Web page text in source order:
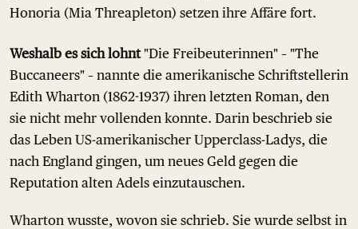
Honoria (Mia Threapleton) setzen ihre Affäre fort.
Weshalb es sich lohnt"Die Freibeuterinnen" – "The
Buccaneers" – nannte die amerikanische Schriftstellerin
Edith Wharton (1862-1937) ihren letzten Roman, den
sie nicht mehr vollenden konnte. Darin beschrieb sie
das Leben US-amerikanischer Upperclass-Ladys, die
nach England gingen, um neues Geld gegen die
Reputation alten Adels einzutauschen.
Wharton wusste, wovon sie schrieb. Sie wurde selbst in